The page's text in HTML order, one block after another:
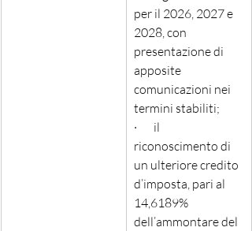
per il 2026, 2027 e
2028, con
presentazione di
apposite
comunicazioni nei
termini stabiliti;
·       il
riconoscimento di
un ulteriore credito
d’imposta, pari al
14,6189%
dell’ammontare del